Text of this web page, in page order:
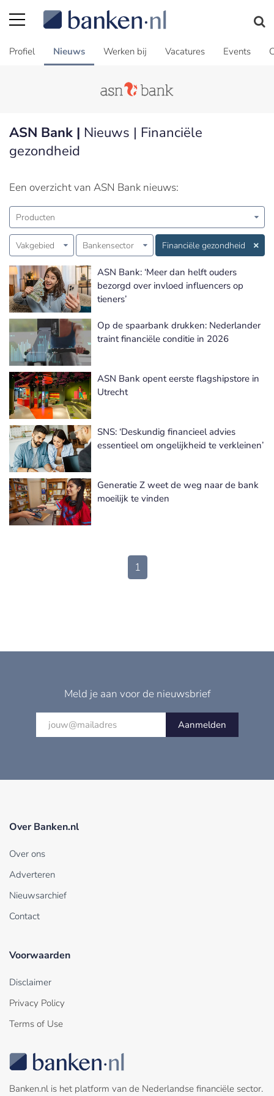
Profiel Nieuws Werken bij Vacatures Events
ASN Bank | Nieuws | Financiële
gezondheid
Een overzicht van ASN Bank nieuws:
Producten
Vakgebied Bankensector Financiële gezondheid
ASN Bank: ‘Meer dan helft ouders
bezorgd over invloed influencers op
tieners’
Op de spaarbank drukken: Nederlander
traint financiële conditie in 2026
ASN Bank opent eerste flagshipstore in
Utrecht
SNS: ‘Deskundig financieel advies
essentieel om ongelijkheid te verkleinen’
Generatie Z weet de weg naar de bank
moeilijk te vinden
1
Meld je aan voor de nieuwsbrief
Aanmelden
Over Banken.nl
Over ons
Adverteren
Nieuwsarchief
Contact
Voorwaarden
Disclaimer
Privacy Policy
Terms of Use
Banken.nl is het platform van de Nederlandse financiële sector.